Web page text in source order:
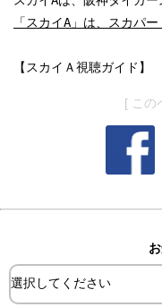
【スカイＡ視聴ガイド】
[ この